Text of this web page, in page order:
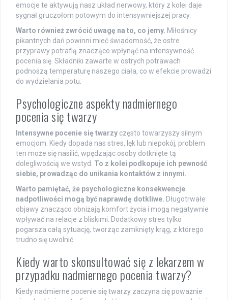
emocje te aktywują nasz układ nerwowy, który z kolei daje
sygnał gruczołom potowym do intensywniejszej pracy.
Warto również zwrócić uwagę na to, co jemy. Miłośnicy
pikantnych dań powinni mieć świadomość, że ostre
przyprawy potrafią znacząco wpłynąć na intensywność
pocenia się. Składniki zawarte w ostrych potrawach
podnoszą temperaturę naszego ciała, co w efekcie prowadzi
do wydzielania potu.
Psychologiczne aspekty nadmiernego
pocenia się twarzy
Intensywne pocenie się twarzy często towarzyszy silnym
emocjom. Kiedy dopada nas stres, lęk lub niepokój, problem
ten może się nasilić, wpędzając osoby dotknięte tą
dolegliwością we wstyd. To z kolei podkopuje ich pewność
siebie, prowadząc do unikania kontaktów z innymi.
Warto pamiętać, że psychologiczne konsekwencje
nadpotliwości mogą być naprawdę dotkliwe. Długotrwałe
objawy znacząco obniżają komfort życia i mogą negatywnie
wpływać na relacje z bliskimi. Dodatkowy stres tylko
pogarsza całą sytuację, tworząc zamknięty krąg, z którego
trudno się uwolnić.
Kiedy warto skonsultować się z lekarzem w
przypadku nadmiernego pocenia twarzy?
Kiedy nadmierne pocenie się twarzy zaczyna cię poważnie